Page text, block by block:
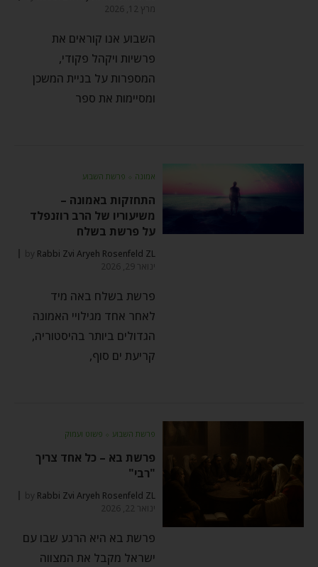
מרץ 12, 2026
השבוע אנו קוראים את
פרשיות ויקהל פקודי,
המספרות על בניית המשכן
ומסיימות את ספר
אמונה ⬦ פרשת השבוע
התחזקות באמונה –
משיעוריו של הרב רוזנפלד
על פרשת בשלח
by Rabbi Zvi Aryeh Rosenfeld ZL
ינואר 29, 2026
פרשת בשלח באה מיד
לאחר אחד מגילויי האמונה
הגדולים ביותר בהיסטוריה,
קריעת ים סוף,
פרשת השבוע ⬦ פשוט ועמוק
פרשת בא – כל אחד צריך
"רבי"
by Rabbi Zvi Aryeh Rosenfeld ZL
ינואר 22, 2026
פרשת בא היא הרגע שבו עם
ישראל מקבל את המצווה